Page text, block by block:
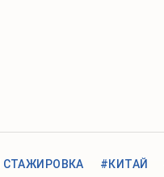
#КИТАЙ